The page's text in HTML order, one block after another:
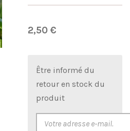
2,50 €
Être informé du
retour en stock du
produit